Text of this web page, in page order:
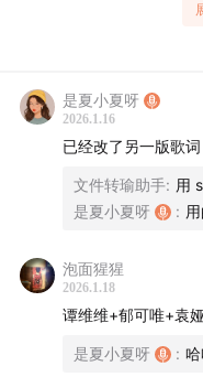
人生！
🎧 对话100种人生样本
👉 在这里，没有标准
✅ 听TA的故事，找“你”
✅ 治愈内耗，解锁人生
✅ 我们一起把日子过
是夏小夏呀
2026.1.16
已经改了另一版歌
文件转瑜助手: 用
是夏小夏呀
:
泡面猩猩
2026.1.18
谭维维+郁可唯+袁
是夏小夏呀 :